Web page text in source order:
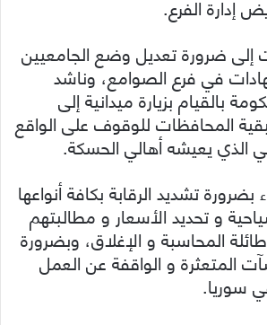
إلى ضرورة تعديل وضع الجامعيين
في فرع الصوامع، وناشد
بالقيام بزيارة ميدانية إلى
المحافظات للوقوف على الواقع
الذي يعيشه أهالي الحسكة.
تشديد الرقابة بكافة أنواعها
و تحديد الأسعار و مطالبتهم
المحاسبة و الإغلاق، وبضرورة
المتعثرة و الواقفة عن العمل
سوريا.